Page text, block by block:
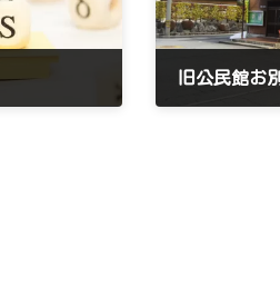
旧公民館お